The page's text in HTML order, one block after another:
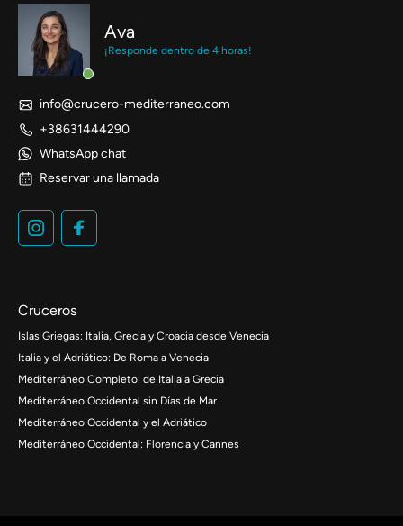
Ava
¡Responde dentro de 4 horas!
info@crucero-mediterraneo.com
+38631444290
WhatsApp chat
Reservar una llamada
Cruceros
Islas Griegas: Italia, Grecia y Croacia desde Venecia
Italia y el Adriático: De Roma a Venecia
Mediterráneo Completo: de Italia a Grecia
Mediterráneo Occidental sin Días de Mar
Mediterráneo Occidental y el Adriático
Mediterráneo Occidental: Florencia y Cannes